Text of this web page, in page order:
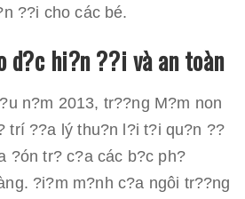
??i cho các bé.
d?c hi?n ??i và an toàn
n?m 2013, tr??ng M?m non
trí ??a lý thu?n l?i t?i qu?n ??
?ón tr? c?a các b?c ph?
?i?m m?nh c?a ngôi tr??ng